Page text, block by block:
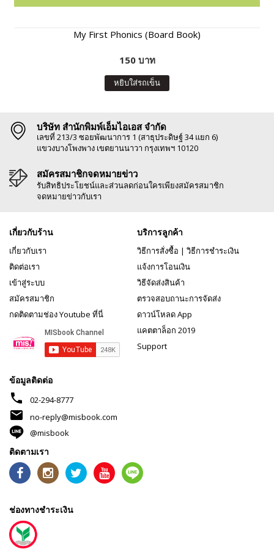
My First Phonics (Board Book)
150 บาท
หยิบใส่รถเข็น
บริษัท สำนักพิมพ์เอ็มไอเอส จำกัด
เลขที่ 213/3 ซอยพัฒนาการ 1 (สาธุประดิษฐ์ 34 แยก 6)
แขวงบางโพงพาง เขตยานนาวา กรุงเทพฯ 10120
สมัครสมาชิกจดหมายข่าว
รับสิทธิประโยชน์และส่วนลดก่อนใครเพียงสมัครสมาชิก
จดหมายข่าวกับเรา
เกี่ยวกับร้าน
เกี่ยวกับเรา
ติดต่อเรา
เข้าสู่ระบบ
สมัครสมาชิก
กดติดตามช่อง Youtube ที่นี่
บริการลูกค้า
วิธีการสั่งซื้อ | วิธีการชำระเงิน
แจ้งการโอนเงิน
วิธีจัดส่งสินค้า
ตรวจสอบถานะการจัดส่ง
ดาวน์โหลด App
แคตตาล็อก 2019
Support
ข้อมูลติดต่อ
phone 02-294-8777
mail
no-reply@misbook.com
@misbook
ติดตามเรา
ช่องทางชำระเงิน